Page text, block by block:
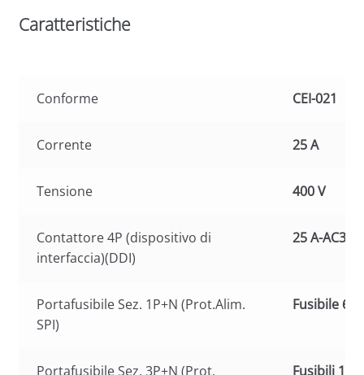
Caratteristiche
Conforme CEI-021
Corrente 25 A
Tensione 400 V
Contattore 4P (dispositivo di
interfaccia)(DDI)
25 A-AC3
Portafusibile Sez. 1P+N (Prot.Alim.
SPI)
Fusibile 6 A
Portafusibile Sez. 3P+N (Prot. Fusibili 1 A